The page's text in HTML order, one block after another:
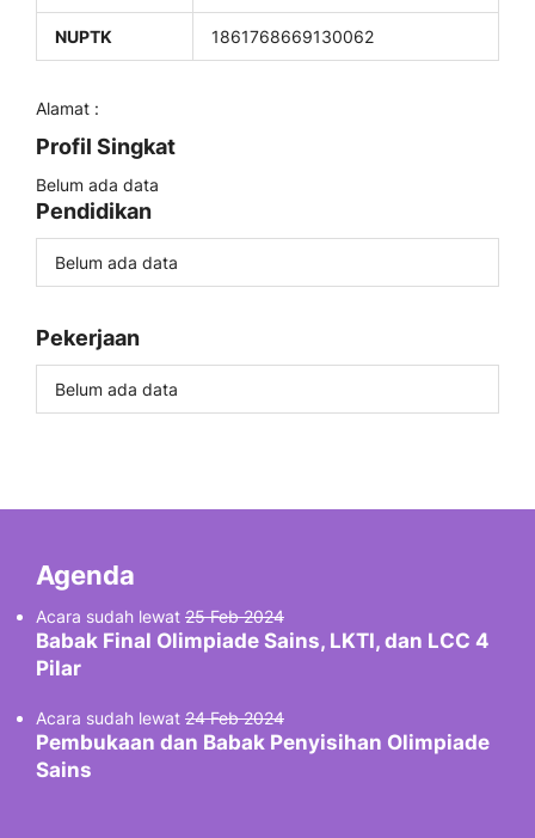
NUPTK 1861768669130062
Alamat :
Profil Singkat
Belum ada data
Pendidikan
Belum ada data
Pekerjaan
Belum ada data
Agenda
Acara sudah lewat 25 Feb 2024
Babak Final Olimpiade Sains, LKTI, dan LCC 4
Pilar
Acara sudah lewat 24 Feb 2024
Pembukaan dan Babak Penyisihan Olimpiade
Sains